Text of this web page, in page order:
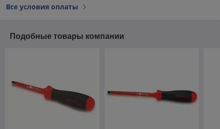
Все условия оплаты
Подобные товары компании